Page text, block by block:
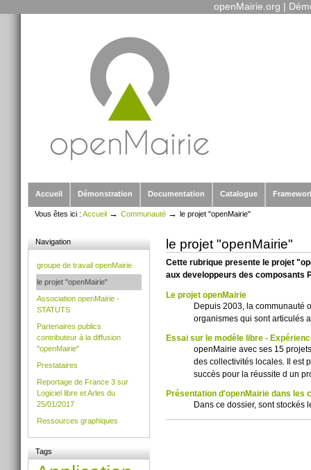
openMairie.org |
Accueil
Démonstration Documentation Catalogue
Vous êtes ici : Accueil → Communauté → le projet "openMairie"
Navigation
groupe de travail openMairie
le projet "openMairie"
Association openMairie -
STATUTS
Partenaires publics
contributeur à la diffusion
"openMairie"
Prestataires
Reportage de France 3 sur
Logiciel libre et Arles du
25/01/2017
Ressources graphiques
Tags
le projet "openMairie"
Cette rubrique presente le projet
aux developpeurs des composants
Le projet openMairie
Depuis 2003, la communauté
organismes qui sont articulés
Essai sur le modèle libre -
openMairie avec ses 15
des collectivités locales. Il est
succès pour la réussite d un
Présentation d'openMairie dans les
Dans ce dossier, sont stockés